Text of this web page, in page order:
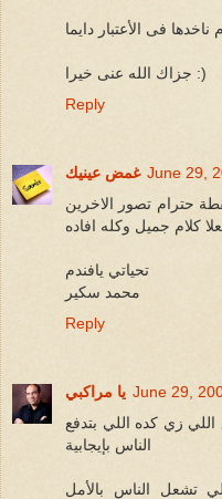
فى الأعتبار دايما
جزاك الله عنى خيرا :)
Reply
غمض عينيك June 29,
حترام تصور الاخرين
كلام جميل وكله افاده
تحياتي يافندم
محمد سكير
Reply
يا مراكبي June 29,
اللي زي كده اللي بتدفع
الناس بإيجابية
تشعل الناس بالأمل